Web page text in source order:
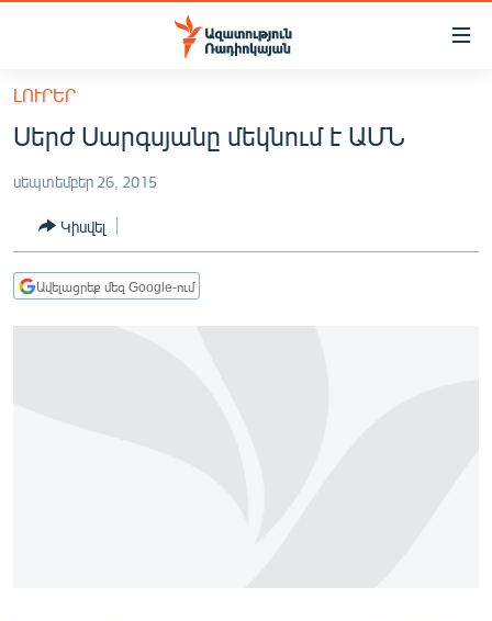
Մատչելիության
հիմնական
բովանդակությանը
հիմնական
մենյուին
Որոնում
ՀԱՅԱՍՏԱՆ
ՔԱՂԱՔԱԿԱՆ
ԸՆՏՐՈՒԹՅՈՒՆՆԵՐ 2026
ԻՐԱՎՈՒՆՔ
ԼՈՒՐԵՐ
Սերժ Սարգսյանը մեկնում է ԱՄՆ
սեպտեմբեր 26, 2015
Կիսվել
Ավելացրեք մեզ Google-ում